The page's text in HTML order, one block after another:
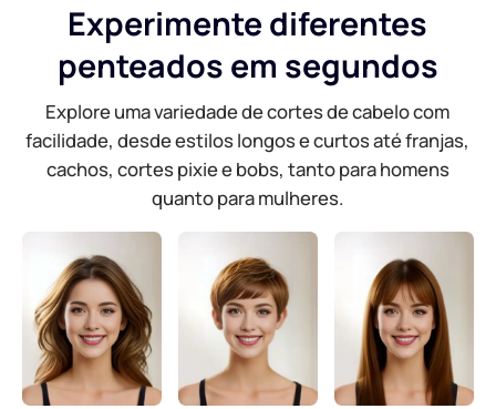
Extensor de imagem de IA
Otimizador de imagem no Shopify
Clareador de Imagem
Converter PDF para PPT online
JPG para PDF on-line
PDF para JPG
Experimente diferentes
penteados em segundos
Explore uma variedade de cortes de cabelo com
facilidade, desde estilos longos e curtos até franjas,
cachos, cortes pixie e bobs, tanto para homens
quanto para mulheres.